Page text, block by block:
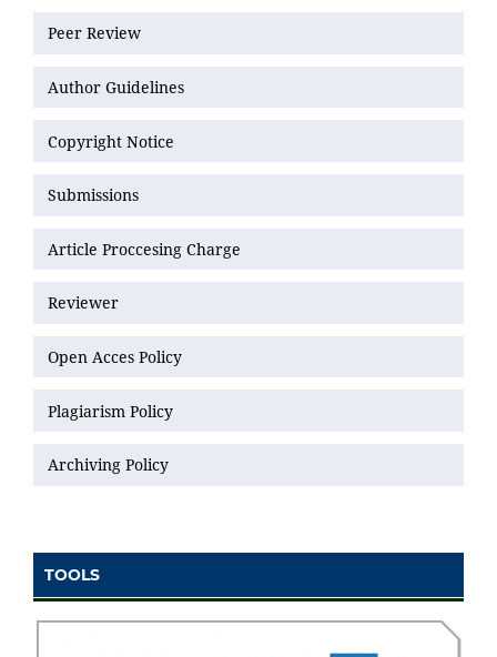
Peer Review
Author Guidelines
Copyright Notice
Submissions
Article Proccesing Charge
Reviewer
Open Acces Policy
Plagiarism Policy
Archiving Policy
TOOLS